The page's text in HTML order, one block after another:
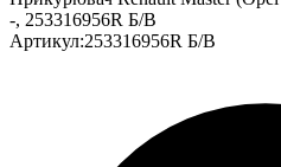
-, 253316956R Б/В
Артикул:253316956R Б/В